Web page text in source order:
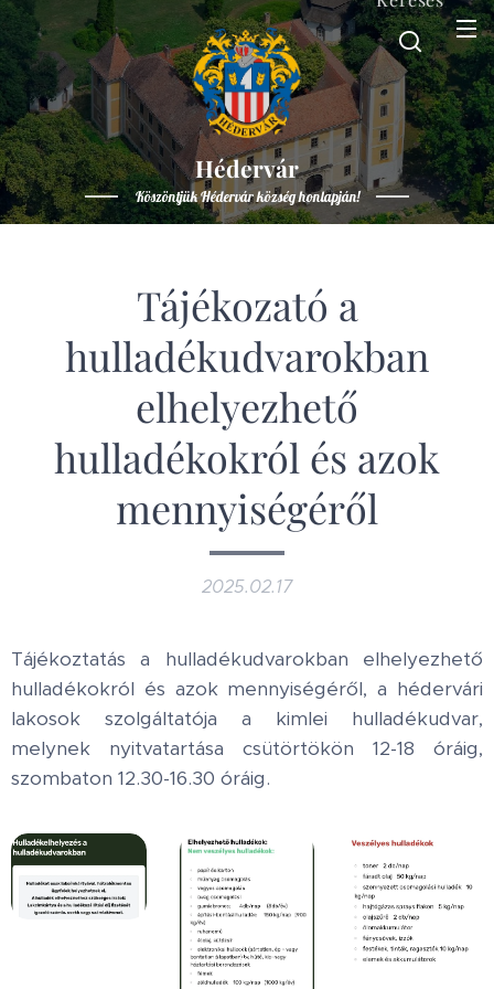
Hédervár
Köszöntjük Hédervár község honlapján!
Tájékozató a
hulladékudvarokban
elhelyezhető
hulladékokról és azok
mennyiségéről
2025.02.17
Tájékoztatás a hulladékudvarokban elhelyezhető
hulladékokról és azok mennyiségéről, a hédervári
lakosok szolgáltatója a kimlei hulladékudvar,
melynek nyitvatartása csütörtökön 12-18 óráig,
szombaton 12.30-16.30 óráig.